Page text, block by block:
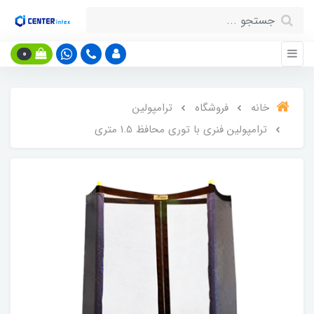
0
خانه فروشگاه
ترامپولین
ترامپولین فنری با توری محافظ 1.5 متری